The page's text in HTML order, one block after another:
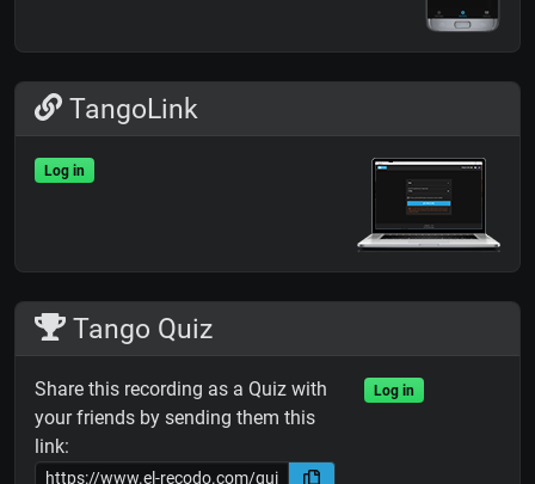
TangoLink
Log in
Tango Quiz
Share this recording as a Quiz with
your friends by sending them this
link:
Log in